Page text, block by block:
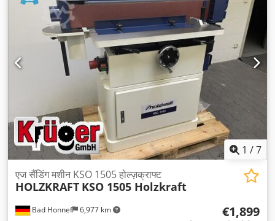
1 /7
Bad Honnef 6,977 km
एज सैंडिंग मशीन KSO 1505 होल्ज़क्राफ्ट
HOLZKRAFT KSO 1505 Holzkraft
€1,899